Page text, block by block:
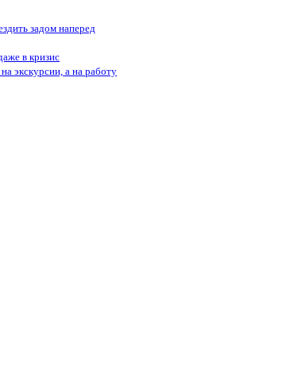
задом наперед
в кризис
экскурсии, а на работу